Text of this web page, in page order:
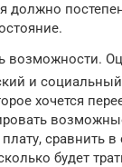
должно
возможности.
и
хочется
сравнить
будет